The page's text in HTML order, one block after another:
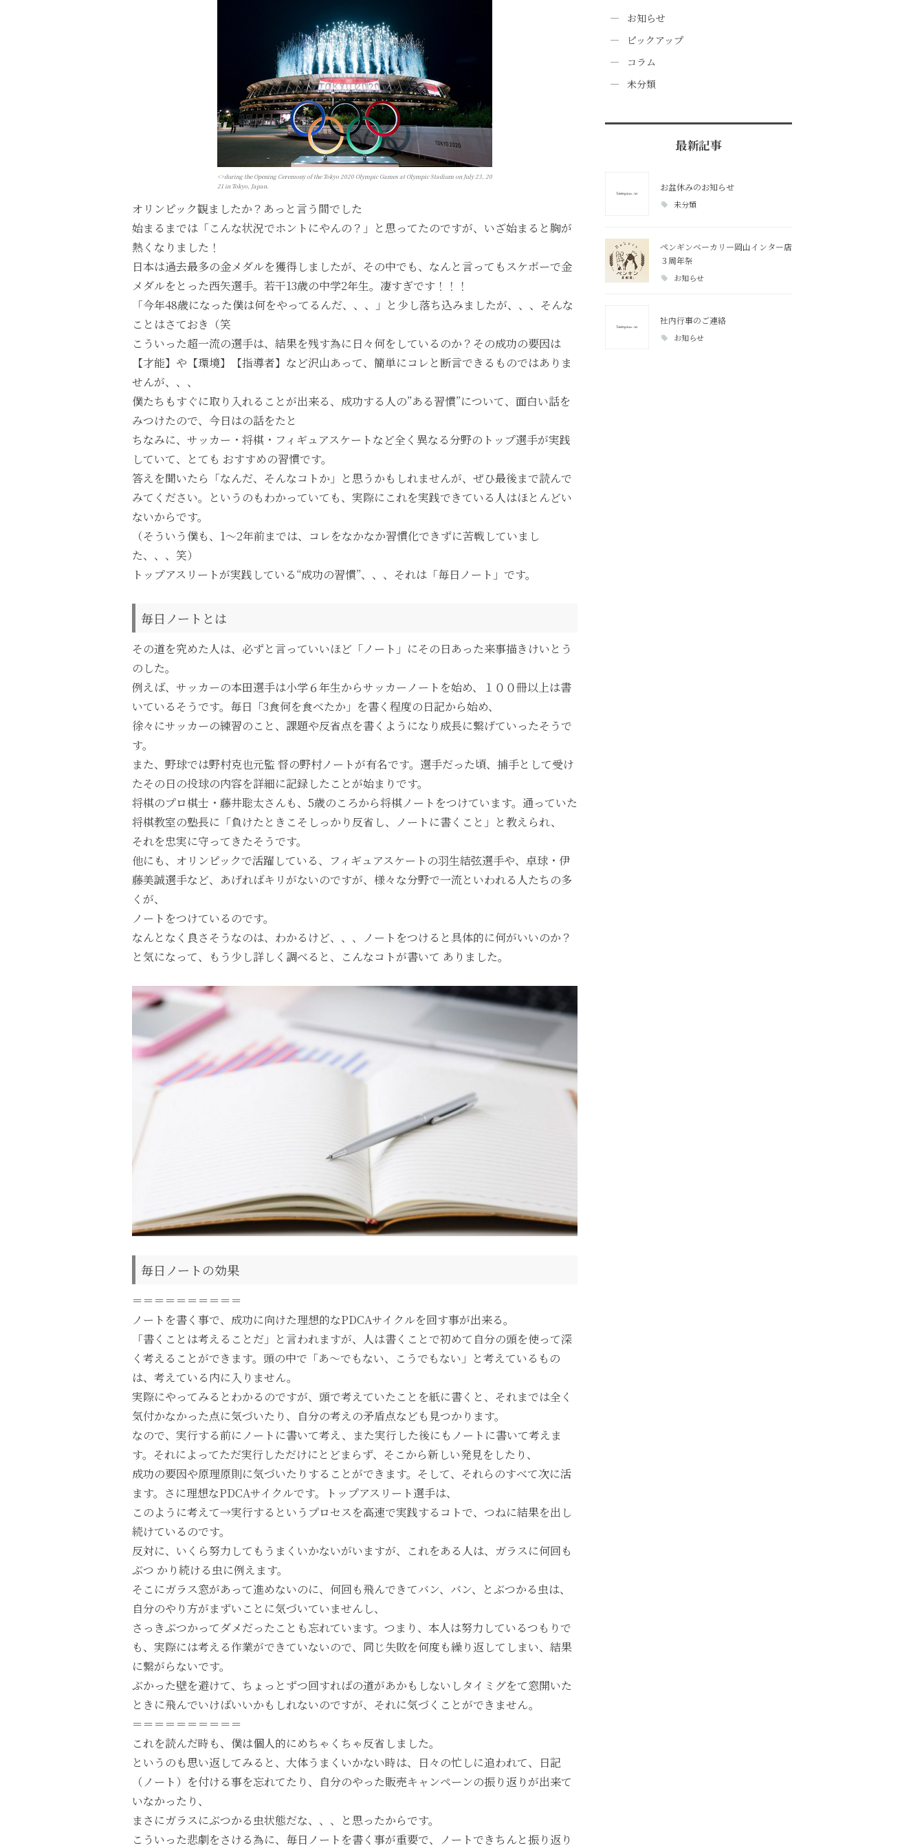
<>during the Opening Ceremony of the Tokyo 2020 Olympic Games at Olympic Stadium on July 23, 20
21 in Tokyo, Japan.
オリンピック観ましたか？あっと言う間でした
始まるまでは「こんな状況でホントにやんの？」と思ってたのですが、いざ始まると胸が
熱くなりました！
日本は過去最多の金メダルを獲得しましたが、その中でも、なんと言ってもスケボーで金
メダルをとった西矢選手。若干13歳の中学2年生。凄すぎです！！！
「今年48歳になった僕は何をやってるんだ、、、」と少し落ち込みましたが、、、そんな
ことはさておき（笑
こういった超一流の選手は、結果を残す為に日々何をしているのか？その成功の要因は
【才能】や【環境】【指導者】など沢山あって、簡単にコレと断言できるものではありま
せんが、、、
僕たちもすぐに取り入れることが出来る、成功する人の”ある習慣”について、面白い話を
みつけたので、今日はの話をたと
ちなみに、サッカー・将棋・フィギュアスケートなど全く異なる分野のトップ選手が実践
していて、とても おすすめの習慣です。
答えを聞いたら「なんだ、そんなコトか」と思うかもしれませんが、ぜひ最後まで読んで
みてください。というのもわかっていても、実際にこれを実践できている人はほとんどい
ないからです。
（そういう僕も、1〜2年前までは、コレをなかなか習慣化できずに苦戦していまし
た、、、笑）
トップアスリートが実践している“成功の習慣”、、、それは「毎日ノート」です。
毎日ノートとは
その道を究めた人は、必ずと言っていいほど「ノート」にその日あった来事描きけいとう
のした。
例えば、サッカーの本田選手は小学６年生からサッカーノートを始め、１００冊以上は書
いているそうです。毎日「3食何を食べたか」を書く程度の日記から始め、
徐々にサッカーの練習のこと、課題や反省点を書くようになり成長に繋げていったそうで
す。
また、野球では野村克也元監 督の野村ノートが有名です。選手だった頃、捕手として受け
たその日の投球の内容を詳細に記録したことが始まりです。
将棋のプロ棋士・藤井聡太さんも、5歳のころから将棋ノートをつけています。通っていた
将棋教室の塾長に「負けたときこそしっかり反省し、ノートに書くこと」と教えられ、
それを忠実に守ってきたそうです。
他にも、オリンピックで活躍している、フィギュアスケートの羽生結弦選手や、卓球・伊
藤美誠選手など、あげればキリがないのですが、様々な分野で一流といわれる人たちの多
くが、
ノートをつけているのです。
なんとなく良さそうなのは、わかるけど、、、ノートをつけると具体的に何がいいのか？
と気になって、もう少し詳しく調べると、こんなコトが書いて ありました。
毎日ノートの効果
＝＝＝＝＝＝＝＝＝＝
ノートを書く事で、成功に向けた理想的なPDCAサイクルを回す事が出来る。
「書くことは考えることだ」と言われますが、人は書くことで初めて自分の頭を使って深
く考えることができます。頭の中で「あ〜でもない、こうでもない」と考えているもの
は、考えている内に入りません。
実際にやってみるとわかるのですが、頭で考えていたことを紙に書くと、それまでは全く
気付かなかった点に気づいたり、自分の考えの矛盾点なども見つかります。
なので、実行する前にノートに書いて考え、また実行した後にもノートに書いて考えま
す。それによってただ実行しただけにとどまらず、そこから新しい発見をしたり、
成功の要因や原理原則に気づいたりすることができます。そして、それらのすべて次に活
ます。さに理想なPDCAサイクルです。トップアスリート選手は、
このように考えて→実行するというプロセスを高速で実践するコトで、つねに結果を出し
続けているのです。
反対に、いくら努力してもうまくいかないがいますが、これをある人は、ガラスに何回も
ぶつ かり続ける虫に例えます。
そこにガラス窓があって進めないのに、何回も飛んできてバン、バン、とぶつかる虫は、
自分のやり方がまずいことに気づいていませんし、
さっきぶつかってダメだったことも忘れています。つまり、本人は努力しているつもりで
も、実際には考える作業ができていないので、同じ失敗を何度も繰り返してしまい、結果
に繋がらないです。
ぶかった壁を避けて、ちょっとずつ回すればの道があかもしないしタイミグをて窓開いた
ときに飛んでいけばいいかもしれないのですが、それに気づくことができません。
＝＝＝＝＝＝＝＝＝＝
これを読んだ時も、僕は個人的にめちゃくちゃ反省しました。
というのも思い返してみると、大体うまくいかない時は、日々の忙しに追われて、日記
（ノート）を付ける事を忘れてたり、自分のやった販売キャンペーンの振り返りが出来て
いなかったり、
まさにガラスにぶつかる虫状態だな、、、と思ったからです。
こういった悲劇をさける為に、毎日ノートを書く事が重要で、ノートできちんと振り返り
お知らせ
ピックアップ
コラム
未分類
最新記事
お盆休みのお知らせ
未分類
ペンギンベーカリー岡山インター店
３周年祭
お知らせ
社内行事のご連絡
お知らせ